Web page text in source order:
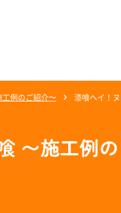
例のご紹介〜 漆喰ヘイ！
〜施工例